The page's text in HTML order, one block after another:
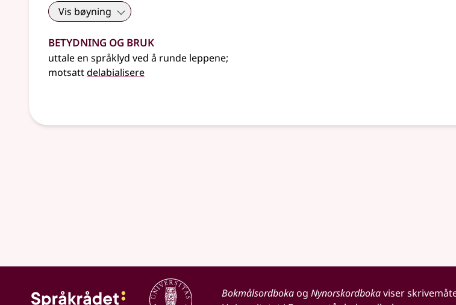
Vis bøyning
Betydning og bruk
uttale en språklyd ved å runde leppene;
motsattdelabialisere
Bokmålsordbokaog Nynorskordbokaviser